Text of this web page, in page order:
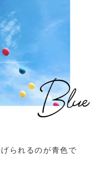
られるのが青色で